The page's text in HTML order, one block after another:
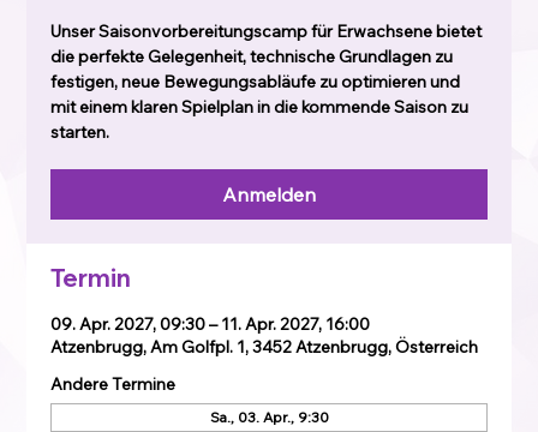
Unser Saisonvorbereitungscamp für Erwachsene bietet
die perfekte Gelegenheit, technische Grundlagen zu
festigen, neue Bewegungsabläufe zu optimieren und
mit einem klaren Spielplan in die kommende Saison zu
starten.
Anmelden
Termin
09. Apr. 2027, 09:30 – 11. Apr. 2027, 16:00
Atzenbrugg, Am Golfpl. 1, 3452 Atzenbrugg, Österreich
Andere Termine
Sa., 03. Apr., 9:30